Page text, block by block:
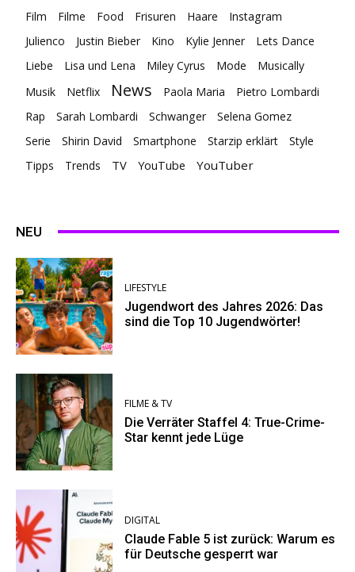
Film
Filme Food Frisuren Haare
Instagram
Julienco
Justin Bieber Kino Kylie Jenner
Lets Dance
Liebe
Lisa und Lena Miley Cyrus Mode
Musically
Musik
Netflix News Paola Maria
Pietro Lombardi
Rap
Sarah Lombardi Schwanger
Selena Gomez
Serie
Shirin David Smartphone Starzip erklärt
Style
Tipps
Trends TV YouTube YouTuber
NEU
LIFESTYLE
Jugendwort des Jahres 2026: Das
sind die Top 10 Jugendwörter!
FILME & TV
Die Verräter Staffel 4: True-Crime-
Star kennt jede Lüge
DIGITAL
Claude Fable 5 ist zurück: Warum es
für Deutsche gesperrt war